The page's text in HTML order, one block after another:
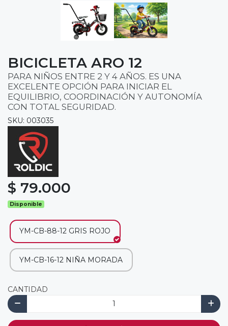
BICICLETA ARO 12
PARA NIÑOS ENTRE 2 Y 4 AÑOS. ES UNA
EXCELENTE OPCIÓN PARA INICIAR EL
EQUILIBRIO, COORDINACIÓN Y AUTONOMÍA
CON TOTAL SEGURIDAD.
SKU: 003035
$ 79.000
Disponible
YM-CB-88-12 GRIS ROJO
YM-CB-16-12 NIÑA MORADA
CANTIDAD